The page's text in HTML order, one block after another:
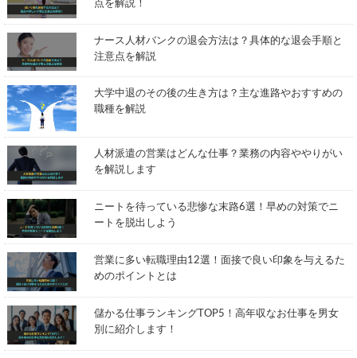
点を解説！
ナース人材バンクの退会方法は？具体的な退会手順と
注意点を解説
大学中退のその後の生き方は？主な進路やおすすめの
職種を解説
人材派遣の営業はどんな仕事？業務の内容ややりがい
を解説します
ニートを待っている悲惨な末路6選！早めの対策でニ
ートを脱出しよう
営業に多い転職理由12選！面接で良い印象を与えるた
めのポイントとは
儲かる仕事ランキングTOP5！高年収なお仕事を男女
別に紹介します！